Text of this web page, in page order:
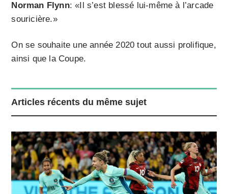
Norman Flynn: «Il s’est blessé lui-même à l’arcade
souricière.»
On se souhaite une année 2020 tout aussi prolifique,
ainsi que la Coupe.
Articles récents du même sujet